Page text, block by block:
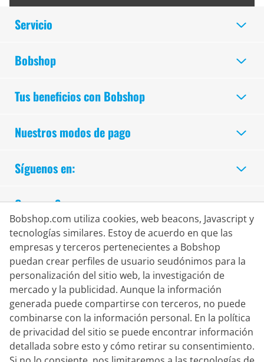
Servicio
Bobshop
Tus beneficios con Bobshop
Nuestros modos de pago
Síguenos en:
Compra Segura
Bobshop.com utiliza cookies, web beacons, Javascript y
tecnologías similares. Estoy de acuerdo en que las
empresas y terceros pertenecientes a Bobshop
puedan crear perfiles de usuario seudónimos para la
personalización del sitio web, la investigación de
mercado y la publicidad. Aunque la información
generada puede compartirse con terceros, no puede
combinarse con la información personal. En la política
de privacidad del sitio se puede encontrar información
detallada sobre esto y cómo retirar su consentimiento.